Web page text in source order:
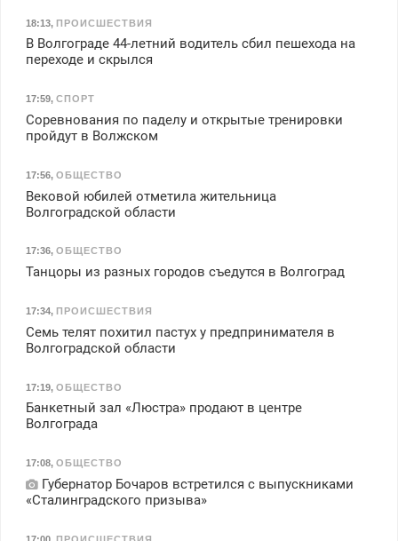
18:13, ПРОИСШЕСТВИЯ
В Волгограде 44-летний водитель сбил пешехода на
переходе и скрылся
17:59, СПОРТ
Соревнования по паделу и открытые тренировки
пройдут в Волжском
17:56, ОБЩЕСТВО
Вековой юбилей отметила жительница
Волгоградской области
17:36, ОБЩЕСТВО
Танцоры из разных городов съедутся в Волгоград
17:34, ПРОИСШЕСТВИЯ
Семь телят похитил пастух у предпринимателя в
Волгоградской области
17:19, ОБЩЕСТВО
Банкетный зал «Люстра» продают в центре
Волгограда
17:08, ОБЩЕСТВО
Губернатор Бочаров встретился с выпускниками
«Сталинградского призыва»